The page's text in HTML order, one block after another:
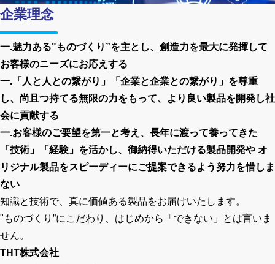
企業理念
一.魅力ある"ものづくり”を主とし、創造力を最大に発揮して
お客様のニーズにお応えする
一.「人と人との繋がり」「企業と企業との繋がり」を尊重
し、尚且つ持てる無限の力をもって、より良い製品を開発し社
会に貢献する
一.お客様のご要望を第一と考え、長年に渡って養ってきた
「技術」「経験」を活かし、御納得いただける製品開発や オ
リジナル製品をスピーディーにご提案できるよう努力を惜しま
ない
知識と技術で、真に価値ある製品をお届けいたします。
"ものづくり”にこだわり、はじめから「できない」とは言いま
せん。
THT株式会社